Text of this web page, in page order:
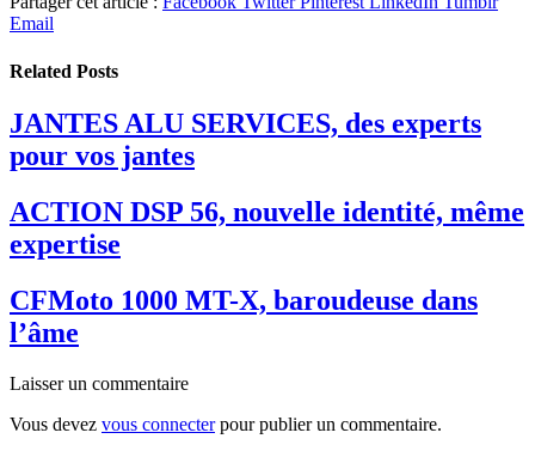
Email
Related Posts
JANTES ALU SERVICES, des experts
pour vos jantes
ACTION DSP 56, nouvelle identité, même
expertise
CFMoto 1000 MT-X, baroudeuse dans
l’âme
Laisser un commentaire
Vous devez vous connecterpour publier un commentaire.